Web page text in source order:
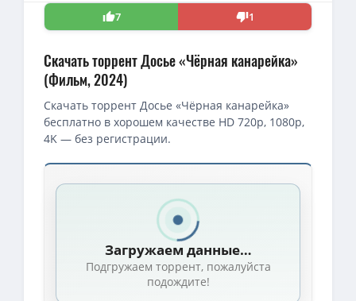
7
1
Скачать торрент Досье «Чёрная канарейка»
(Фильм, 2024)
Скачать торрент Досье «Чёрная канарейка»
бесплатно в хорошем качестве HD 720p, 1080p,
4K — без регистрации.
Загружаем данные…
Подгружаем торрент, пожалуйста
подождите!